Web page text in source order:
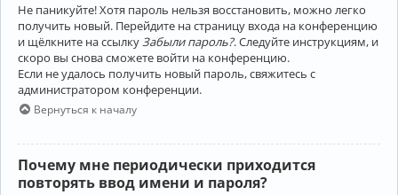
Не паникуйте! Хотя пароль нельзя восстановить, можно легко
получить новый. Перейдите на страницу входа на конференцию
и щёлкните на ссылку Забыли пароль?. Следуйте инструкциям, и
скоро вы снова сможете войти на конференцию.
Если не удалось получить новый пароль, свяжитесь с
администратором конференции.
Вернуться к началу
Почему мне периодически приходится
повторять ввод имени и пароля?